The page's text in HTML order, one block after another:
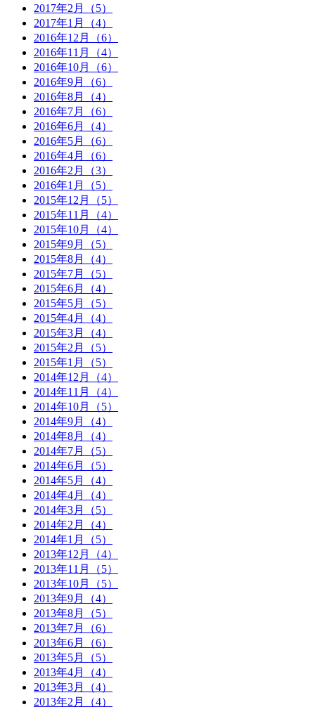
2017年2月（5）
2017年1月（4）
2016年12月（6）
2016年11月（4）
2016年10月（6）
2016年9月（6）
2016年8月（4）
2016年7月（6）
2016年6月（4）
2016年5月（6）
2016年4月（6）
2016年2月（3）
2016年1月（5）
2015年12月（5）
2015年11月（4）
2015年10月（4）
2015年9月（5）
2015年8月（4）
2015年7月（5）
2015年6月（4）
2015年5月（5）
2015年4月（4）
2015年3月（4）
2015年2月（5）
2015年1月（5）
2014年12月（4）
2014年11月（4）
2014年10月（5）
2014年9月（4）
2014年8月（4）
2014年7月（5）
2014年6月（5）
2014年5月（4）
2014年4月（4）
2014年3月（5）
2014年2月（4）
2014年1月（5）
2013年12月（4）
2013年11月（5）
2013年10月（5）
2013年9月（4）
2013年8月（5）
2013年7月（6）
2013年6月（6）
2013年5月（5）
2013年4月（4）
2013年3月（4）
2013年2月（4）